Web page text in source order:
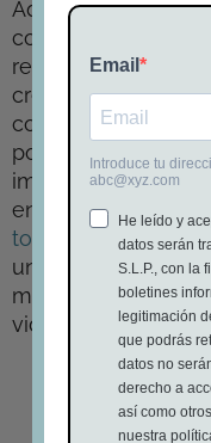
Además, los
conseguido
reduce el posible
creciente
contribuye a que
por usar estos
importante
enfrentan otros
toc de
una terapia
manejar sus
vida.